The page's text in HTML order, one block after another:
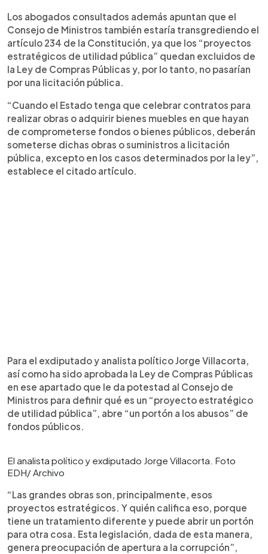
Los abogados consultados además apuntan que el
Consejo de Ministros también estaría transgrediendo el
artículo 234 de la Constitución, ya que los “proyectos
estratégicos de utilidad pública” quedan excluidos de
la Ley de Compras Públicas y, por lo tanto, no pasarían
por una licitación pública.
“Cuando el Estado tenga que celebrar contratos para
realizar obras o adquirir bienes muebles en que hayan
de comprometerse fondos o bienes públicos, deberán
someterse dichas obras o suministros a licitación
pública, excepto en los casos determinados por la ley”,
establece el citado artículo.
Para el exdiputado y analista político Jorge Villacorta,
así como ha sido aprobada la Ley de Compras Públicas
en ese apartado que le da potestad al Consejo de
Ministros para definir qué es un “proyecto estratégico
de utilidad pública”, abre “un portón a los abusos” de
fondos públicos.
El analista político y exdiputado Jorge Villacorta. Foto
EDH/ Archivo
“Las grandes obras son, principalmente, esos
proyectos estratégicos. Y quién califica eso, porque
tiene un tratamiento diferente y puede abrir un portón
para otra cosa. Esta legislación, dada de esta manera,
genera preocupación de apertura a la corrupción”,